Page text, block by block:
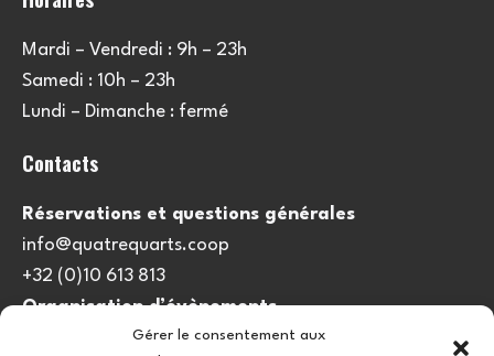
Gérer le consentement aux
Mardi – Vendredi : 9h – 23h
Samedi : 10h – 23h
Lundi – Dimanche : fermé
Contacts
Réservations et questions générales
info@quatrequarts.coop
+32 (0)10 613 813
Organisation d’évènements
viedulieu@quatrequarts.coop